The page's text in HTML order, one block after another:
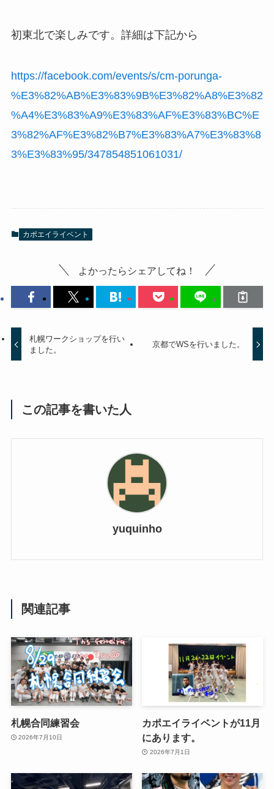
初東北で楽しみです。詳細は下記から
https://facebook.com/events/s/cm-porunga-
%E3%82%AB%E3%83%9B%E3%82%A8%E3%82
%A4%E3%83%A9%E3%83%AF%E3%83%BC%E
3%82%AF%E3%82%B7%E3%83%A7%E3%83%8
3%E3%83%95/347854851061031/
カポエイライベント
よかったらシェアしてね！
札幌ワークショップを行い
ました。
京都でWSを行いました。
この記事を書いた人
yuquinho
関連記事
札幌合同練習会
2026年7月10日
カポエイライベントが11月
にあります。
2026年7月1日